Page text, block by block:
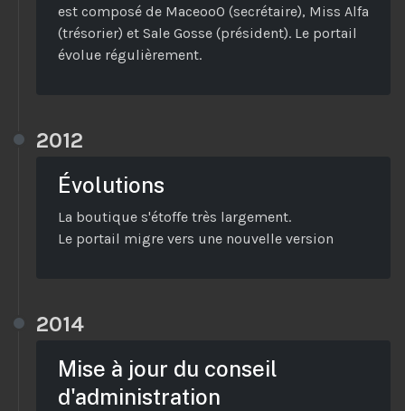
est composé de MaceooO (secrétaire), Miss Alfa
(trésorier) et Sale Gosse (président). Le portail
évolue régulièrement.
2012
Évolutions
La boutique s'étoffe très largement.
Le portail migre vers une nouvelle version
2014
Mise à jour du conseil
d'administration